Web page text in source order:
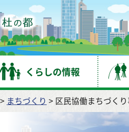
仙台市
くらしの情報
> まちづくり > 区民協働まちづく